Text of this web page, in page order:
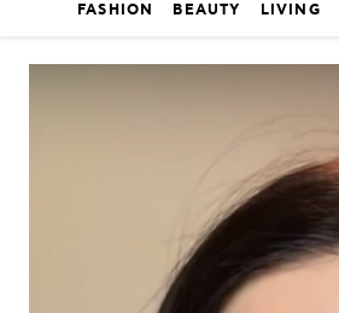
FASHION BEAUTY LIVING